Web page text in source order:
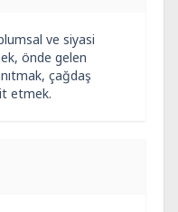
ve siyasi
önde gelen
çağdaş
etmek.